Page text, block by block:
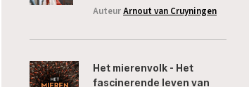
AuteurArnout van Cruyningen
Het mierenvolk - Het
fascinerende leven van